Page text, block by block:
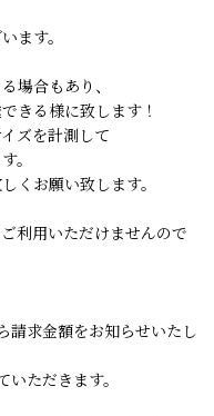
ます。
場合もあり、
きる様に致します！
ズを計測して
。
くお願い致します。
利用いただけませんので
求金額をお知らせいたし
ただきます。